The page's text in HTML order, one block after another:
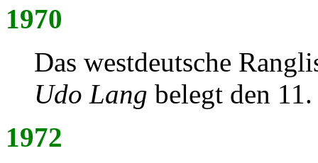
1970
Das westdeutsche
Udo Lang belegt den
1972